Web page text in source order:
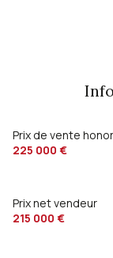
Prix de vente
225 000 €
Prix net vendeur
215 000 €